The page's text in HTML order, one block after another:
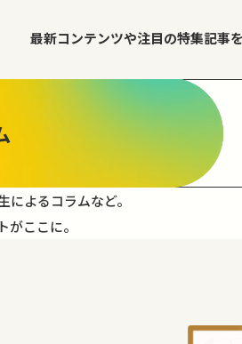
最新コンテンツや注目の特集記事
よるコラムなど。
ここに。